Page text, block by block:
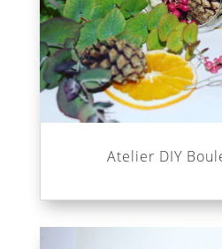
Atelier DIY